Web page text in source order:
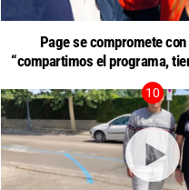
Page se compromete
“compartimos el programa,